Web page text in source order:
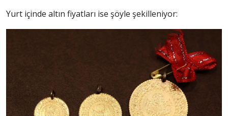
Yurt içinde altın fiyatları ise şöyle şekilleniyor: